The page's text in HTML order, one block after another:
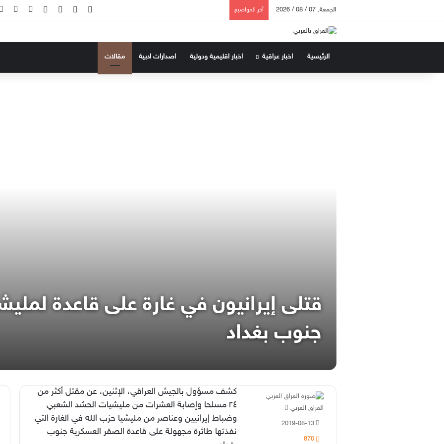
الجمعة, 07 / 08 / 2026 آخر المواضيع فيسبوك ‫YouTubeانستقرامتسجيل
الرئيسية اخبار عراقية اخبار اقليمية ودولية اصدارات ادبية مقالات
قتلى إيرانيون في غارة على قاعدة
جنوب بغداد
كشف مسؤول بالجيش العراقي، الإثنين، عن مقتل أكثر من
٢٤ مسلحا وإصابة العشرات من مليشيات الحشد الشعبي
وضباط إيرانيين وعناصر من مليشيا حزب الله في الغارة التي
نفذتها طائرة مجهولة على قاعدة الصقر العسكرية جنوب
العراق العربي
2019-08-13
870